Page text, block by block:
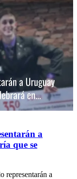
y un carolino
a
que se
representarán a